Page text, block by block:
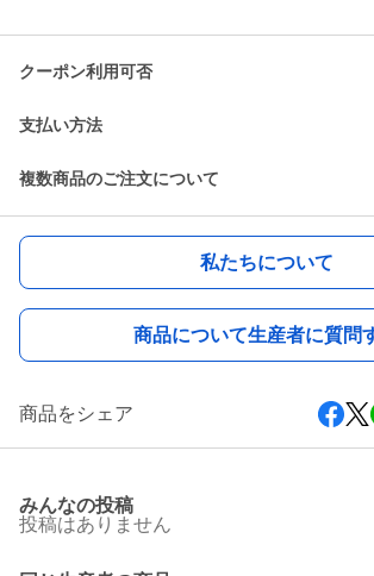
クーポン利用可否
支払い方法
複数商品のご注文について
私たちについて
商品について生産者に質問
商品をシェア
みんなの投稿
投稿はありません